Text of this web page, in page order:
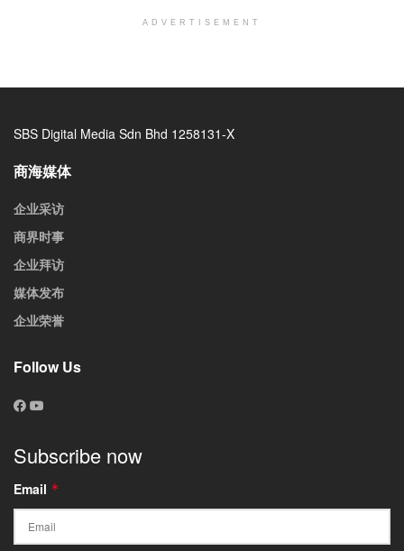
ADVERTISEMENT
SBS Digital Media Sdn Bhd 1258131-X
商海媒体
企业采访
商界时事
企业拜访
媒体发布
企业荣誉
Follow Us
Subscribe now
Email *